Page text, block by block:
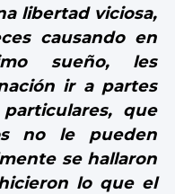
libertad viciosa,
causando en
sueño, les
ir a partes
que
no le pueden
se hallaron
lo que el